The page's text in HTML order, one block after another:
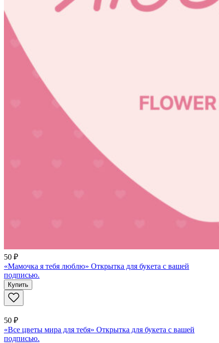
50 ₽
«Мамочка я тебя люблю» Открытка для букета с вашей
подписью.
Купить
50 ₽
«Все цветы мира для тебя» Открытка для букета с вашей
подписью.